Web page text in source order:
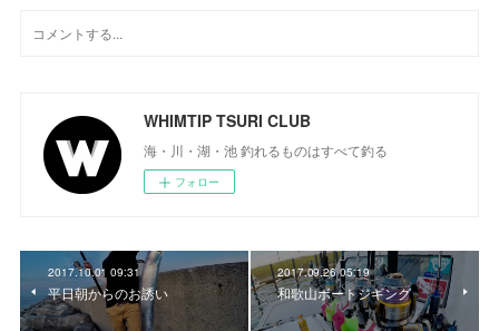
WHIMTIP TSURI CLUB
海・川・湖・池 釣れるものはすべて釣る
フォロー
2017.10.01 09:31
平日朝からのお誘い
2017.09.26 05:19
和歌山ボートジギング